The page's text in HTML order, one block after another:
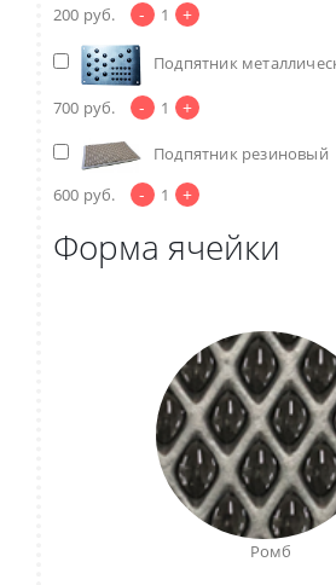
200 руб. - 1 +
Подпятник
700 руб. - 1 +
Подпятник резиновый
600 руб. - 1 +
Форма ячейки
Ромб